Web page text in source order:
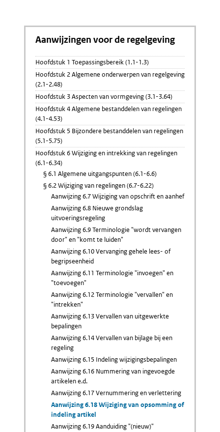
Aanwijzingen voor de regelgeving
Hoofdstuk 1 Toepassingsbereik (1.1-1.3)
Hoofdstuk 2 Algemene onderwerpen van regelgeving
(2.1-2.48)
Hoofdstuk 3 Aspecten van vormgeving (3.1-3.64)
Hoofdstuk 4 Algemene bestanddelen van regelingen
(4.1-4.53)
Hoofdstuk 5 Bijzondere bestanddelen van regelingen
(5.1-5.75)
Hoofdstuk 6 Wijziging en intrekking van regelingen
(6.1-6.34)
§ 6.1 Algemene uitgangspunten (6.1-6.6)
§ 6.2 Wijziging van regelingen (6.7-6.22)
Aanwijzing 6.7 Wijziging van opschrift en aanhef
Aanwijzing 6.8 Nieuwe grondslag
uitvoeringsregeling
Aanwijzing 6.9 Terminologie "wordt vervangen
door" en "komt te luiden"
Aanwijzing 6.10 Vervanging gehele lees- of
begripseenheid
Aanwijzing 6.11 Terminologie "invoegen" en
"toevoegen"
Aanwijzing 6.12 Terminologie "vervallen" en
"intrekken"
Aanwijzing 6.13 Vervallen van uitgewerkte
bepalingen
Aanwijzing 6.14 Vervallen van bijlage bij een
regeling
Aanwijzing 6.15 Indeling wijzigingsbepalingen
Aanwijzing 6.16 Nummering van ingevoegde
artikelen e.d.
Aanwijzing 6.17 Vernummering en verlettering
Aanwijzing 6.18 Wijziging van opsomming of
indeling artikel
Aanwijzing 6.19 Aanduiding "(nieuw)"